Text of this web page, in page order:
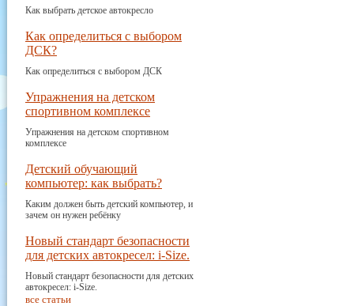
Как выбрать детское автокресло
Как определиться с выбором
ДСК?
Как определиться с выбором ДСК
Упражнения на детском
спортивном комплексе
Упражнения на детском спортивном
комплексе
Детский обучающий
компьютер: как выбрать?
Каким должен быть детский компьютер, и
зачем он нужен ребёнку
Новый стандарт безопасности
для детских автокресел: i-Size.
Новый стандарт безопасности для детских
автокресел: i-Size.
все статьи